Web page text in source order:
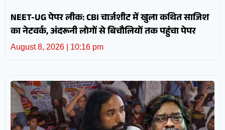
NEET-UG पेपर लीक: CBI चार्जशीट में खुला कथित साजिश
का नेटवर्क, अंदरूनी लोगों से बिचौलियों तक पहुंचा पेपर
August 8, 2026 10:16 pm